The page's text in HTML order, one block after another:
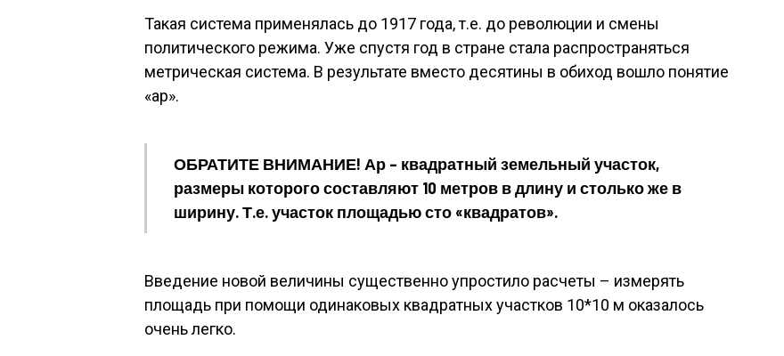
Такая система применялась до 1917 года, т.е. до революции и смены
политического режима. Уже спустя год в стране стала распространяться
метрическая система. В результате вместо десятины в обиход вошло понятие
«ар».
ОБРАТИТЕ ВНИМАНИЕ! Ар – квадратный земельный участок,
размеры которого составляют 10 метров в длину и столько же в
ширину. Т.е. участок площадью сто «квадратов».
Введение новой величины существенно упростило расчеты – измерять
площадь при помощи одинаковых квадратных участков 10*10 м оказалось
очень легко.